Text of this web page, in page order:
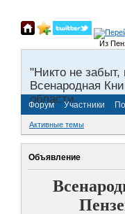
Из
"Никто не забыт,
Всенародная
области.
Форум Участники
Активные темы
Объявление